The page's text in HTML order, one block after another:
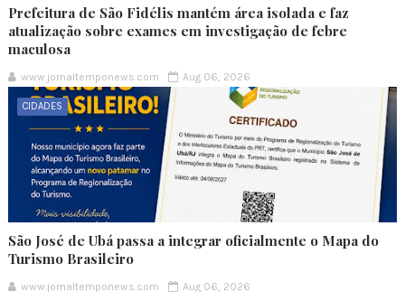
Prefeitura de São Fidélis mantém área isolada e faz
atualização sobre exames em investigação de febre
maculosa
www.jornaltemponews.com Aug 06, 2026
CIDADES
São José de Ubá passa a integrar oficialmente o Mapa do
Turismo Brasileiro
www.jornaltemponews.com Aug 06, 2026